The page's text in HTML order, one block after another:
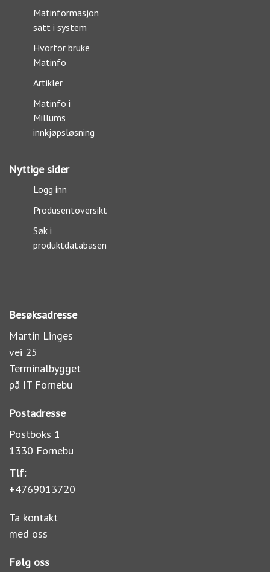
Matinformasjon
satt i system
Hvorfor bruke
Matinfo
Artikler
Matinfo i
Millums
innkjøpsløsning
Nyttige sider
Logg inn
Produsentoversikt
Søk i
produktdatabasen
Besøksadresse
Martin Linges
vei 25
Terminalbygget
på IT Fornebu
Postadresse
Postboks 1
1330 Fornebu
Tlf:
+4769013720
Ta kontakt
med oss
Følg oss